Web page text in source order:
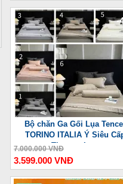
-
Bộ chăn Ga Gối Lụa
TORINO ITALIA Ý Siêu
Thượng Lưu
7.000.000 VNĐ
3.599.000 VNĐ